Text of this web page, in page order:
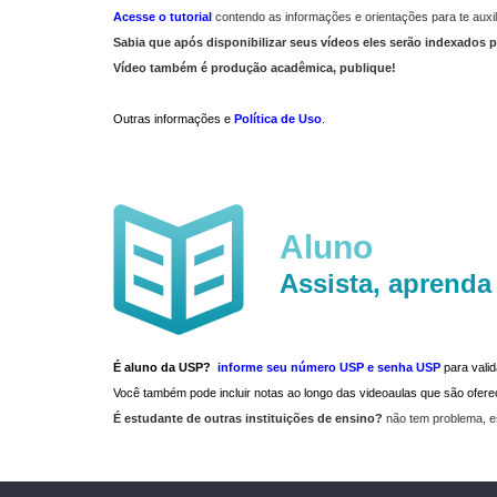
Acesse o tutorial contendo as informações e orientações para te
Sabia que após disponibilizar seus vídeos eles serão indexados
Vídeo também é produção acadêmica, publique!
Outras informações e Política de Uso
Aluno
Assista,
É aluno da USP? informe seu número USP e senha USP para
Você também pode incluir notas ao longo das videoaulas que são
É estudante de outras instituições de ensino? não tem problema,